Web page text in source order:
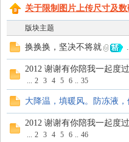
关于限制图片上传尺寸及
版块主题
换换换，坚决不将就
2012 谢谢有你陪我一起度
... 2 3 4 5 6 .. 35
大降温，填暖风。防冻液
2012 谢谢有你陪我一起度
... 2 3 4 5 6 .. 46